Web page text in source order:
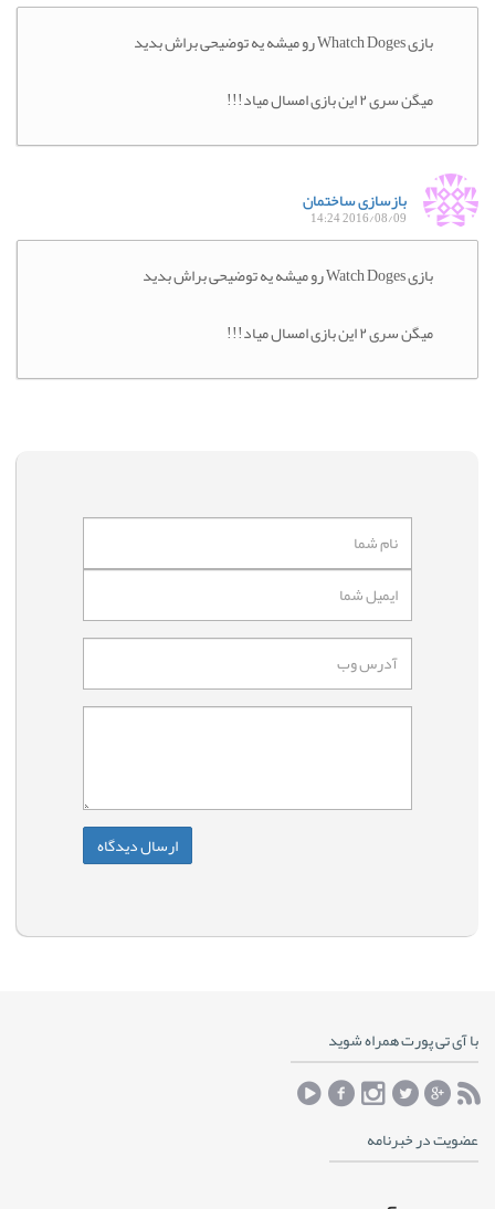
بازی Whatch Doges رو میشه یه توضیحی براش بدید
میگن سری ۲ این بازی امسال میاد!!!
بازسازی ساختمان
2016/08/09 14:24
بازی Watch Doges رو میشه یه توضیحی براش بدید
میگن سری ۲ این بازی امسال میاد!!!
با آی تی پورت همراه شوید
عضویت در خبرنامه